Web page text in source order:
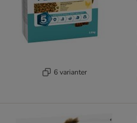
6 varianter